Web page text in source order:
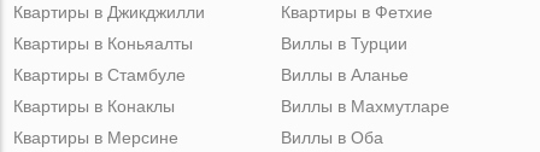
Квартиры в Джикджилли
Квартиры в Фетхие
Квартиры в Коньяалты
Квартиры в Стамбуле
Квартиры в Конаклы
Квартиры в Мерсине
Виллы в Турции
Виллы в Аланье
Виллы в Махмутларе
Виллы в Оба